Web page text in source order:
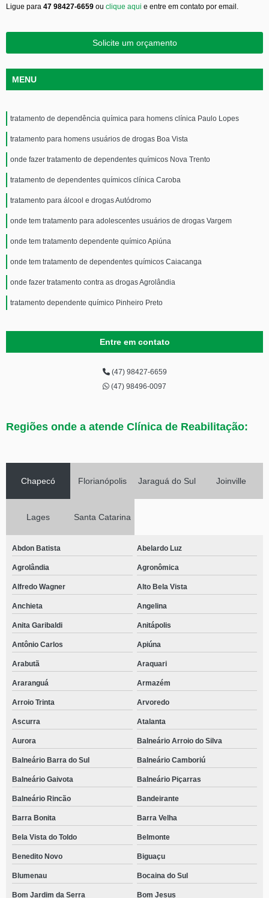
Ligue para 47 98427-6659 ou clique aqui e entre em contato por email.
Solicite um orçamento
MENU
tratamento de dependência química para homens clínica Paulo Lopes
tratamento para homens usuários de drogas Boa Vista
onde fazer tratamento de dependentes químicos Nova Trento
tratamento de dependentes químicos clínica Caroba
tratamento para álcool e drogas Autódromo
onde tem tratamento para adolescentes usuários de drogas Vargem
onde tem tratamento dependente químico Apiúna
onde tem tratamento de dependentes químicos Caiacanga
onde fazer tratamento contra as drogas Agrolândia
tratamento dependente químico Pinheiro Preto
Entre em contato
(47) 98427-6659
(47) 98496-0097
Regiões onde a atende Clínica de Reabilitação:
Chapecó Florianópolis Jaraguá do Sul Joinville
Lages Santa Catarina
Abdon Batista Abelardo Luz
Agrolândia Agronômica
Alfredo Wagner Alto Bela Vista
Anchieta Angelina
Anita Garibaldi Anitápolis
Antônio Carlos Apiúna
Arabutã Araquari
Araranguá Armazém
Arroio Trinta Arvoredo
Ascurra Atalanta
Aurora Balneário Arroio do Silva
Balneário Barra do Sul Balneário Camboriú
Balneário Gaivota Balneário Piçarras
Balneário Rincão Bandeirante
Barra Bonita Barra Velha
Bela Vista do Toldo Belmonte
Benedito Novo Biguaçu
Blumenau Bocaina do Sul
Bom Jardim da Serra Bom Jesus